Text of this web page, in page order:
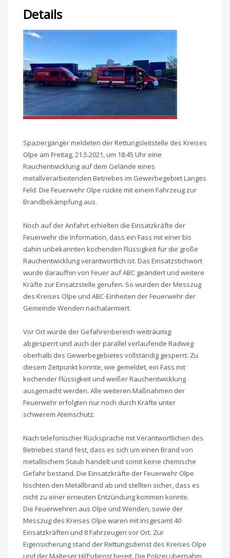
Details
Spaziergänger meldeten der Rettungsleitstelle des Kreises
Olpe am Freitag, 21.5.2021, um 18:45 Uhr eine
Rauchentwicklung auf dem Gelände eines
metallverarbeitenden Betriebes im Gewerbegebiet Langes
Feld. Die Feuerwehr Olpe rückte mit einem Fahrzeug zur
Brandbekämpfung aus.
Noch auf der Anfahrt erhielten die Einsatzkräfte der
Feuerwehr die Information, dass ein Fass mit einer bis
dahin unbekannten kochenden Flüssigkeit für die große
Rauchentwicklung verantwortlich ist. Das Einsatzstichwort
wurde daraufhin von Feuer auf ABC geändert und weitere
Kräfte zur Einsatzstelle gerufen. So wurden der Messzug
des Kreises Olpe und ABC-Einheiten der Feuerwehr der
Gemeinde Wenden nachalarmiert.
Vor Ort wurde der Gefahrenbereich weiträumig
abgesperrt und auch der parallel verlaufende Radweg
oberhalb des Gewerbegebietes vollständig gesperrt. Zu
diesem Zeitpunkt konnte, wie gemeldet, ein Fass mit
kochender Flüssigkeit und weißer Rauchentwicklung
ausgemacht werden. Alle weiteren Maßnahmen der
Feuerwehr erfolgten nur noch durch Kräfte unter
schwerem Atemschutz.
Nach telefonischer Rücksprache mit Verantwortlichen des
Betriebes stand fest, dass es sich um einen Brand von
metallischem Staub handelt und somit keine chemische
Gefahr bestand. Die Einsatzkräfte der Feuerwehr Olpe
löschten den Metallbrand ab und stellten sicher, dass es
nicht zu einer erneuten Entzündung kommen konnte.
Die Feuerwehren aus Olpe und Wenden, sowie der
Messzug des Kreises Olpe waren mit insgesamt 40
Einsatzkräften und 8 Fahrzeugen vor Ort. Zur
Eigensicherung stand der Rettungsdienst des Kreises Olpe
und der Malteser Hilfsdienst bereit. Die Polizei übernahm